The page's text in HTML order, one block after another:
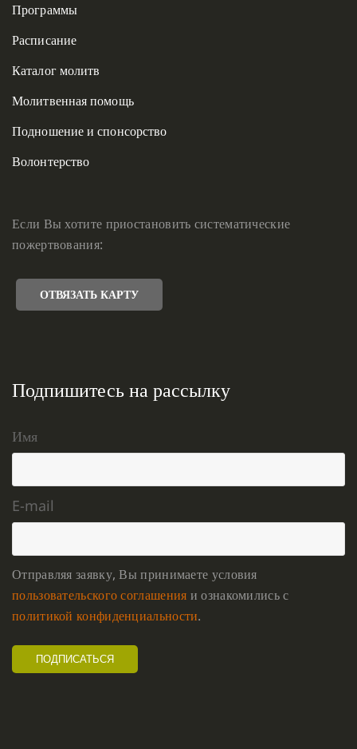
Программы
Расписание
Каталог молитв
Молитвенная помощь
Подношение и спонсорство
Волонтерство
Если Вы хотите приостановить систематические
пожертвования:
ОТВЯЗАТЬ КАРТУ
Подпишитесь на рассылку
Имя
E-mail
Отправляя заявку, Вы принимаете условия
пользовательского соглашения и ознакомились с
политикой конфиденциальности.